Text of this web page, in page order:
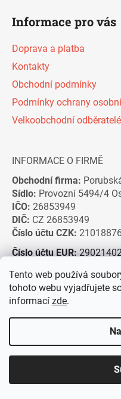
Tento web používá
tohoto webu vyjadřujete
informací zde.
Informace pro vás
Doprava a platba
Kontakty
Obchodní podmínky
Podmínky ochrany
Velkoobchodní odběratelé
INFORMACE O FIRMĚ
Obchodní firma:
Sídlo: Provozní 5494/4
IČO: 26853949
DIČ: CZ 26853949
Číslo účtu CZK:
Číslo účtu EUR: